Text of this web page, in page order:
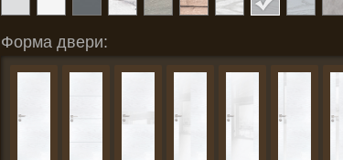
Форма двери: